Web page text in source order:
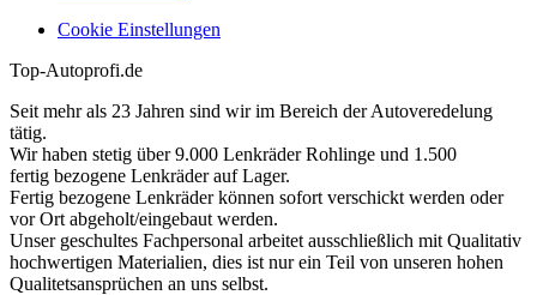
Cookie Einstellungen
Top-Autoprofi.de
Seit mehr als 23 Jahren sind wir im Bereich der Autoveredelung
tätig.
Wir haben stetig über 9.000 Lenkräder Rohlinge und 1.500
fertig bezogene Lenkräder auf Lager.
Fertig bezogene Lenkräder können sofort verschickt werden oder
vor Ort abgeholt/eingebaut werden.
Unser geschultes Fachpersonal arbeitet ausschließlich mit Qualitativ
hochwertigen Materialien, dies ist nur ein Teil von unseren hohen
Qualitetsansprüchen an uns selbst.